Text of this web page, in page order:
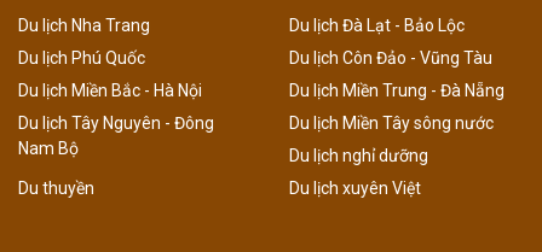
Du lịch Nha Trang
Du lịch Đà Lạt - Bảo Lộc
Du lịch Phú Quốc
Du lịch Côn Đảo - Vũng Tàu
Du lịch Miền Bắc - Hà Nội
Du lịch Miền Trung - Đà Nẵng
Du lịch Tây Nguyên - Đông
Nam Bộ
Du lịch Miền Tây sông nước
Du lịch nghỉ dưỡng
Du thuyền
Du lịch xuyên Việt